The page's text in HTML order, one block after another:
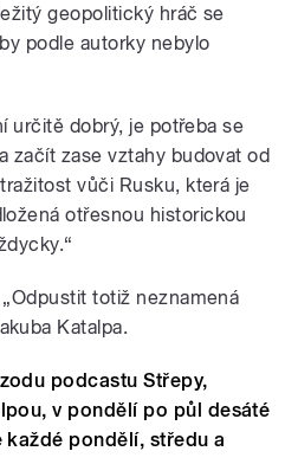
geopolitický hráč se
podle autorky nebylo
určitě dobrý, je potřeba se
začít zase vztahy budovat od
vůči Rusku, která je
otřesnou historickou
totiž neznamená
Katalpa.
podcastu Střepy,
v pondělí po půl desáté
každé pondělí, středu a